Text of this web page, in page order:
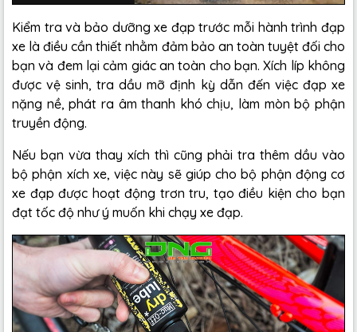
Kiểm tra và bảo dưỡng xe đạp trước mỗi hành trình đạp
xe là điều cần thiết nhằm đảm bảo an toàn tuyệt đối cho
bạn và đem lại cảm giác an toàn cho bạn. Xích líp không
được vệ sinh, tra dầu mỡ định kỳ dẫn đến việc đạp xe
nặng nề, phát ra âm thanh khó chịu, làm mòn bộ phận
truyền động.
Nếu bạn vừa thay xích thì cũng phải tra thêm dầu vào
bộ phận xích xe, việc này sẽ giúp cho bộ phận động cơ
xe đạp được hoạt động trơn tru, tạo điều kiện cho bạn
đạt tốc độ như ý muốn khi chạy xe đạp.